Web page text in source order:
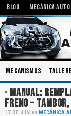
BLOG MECÁNICA
Mecanismos
MANUAL:
FRENO –
17 DE JUN en MECÁNICA